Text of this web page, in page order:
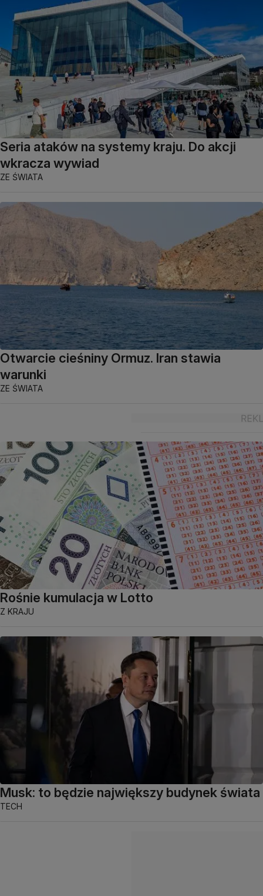
Seria ataków na systemy kraju. Do akcji
wkracza wywiad
ZE ŚWIATA
Otwarcie cieśniny Ormuz. Iran stawia
warunki
ZE ŚWIATA
Rośnie kumulacja w Lotto
Z KRAJU
Musk: to będzie największy budynek świata
TECH